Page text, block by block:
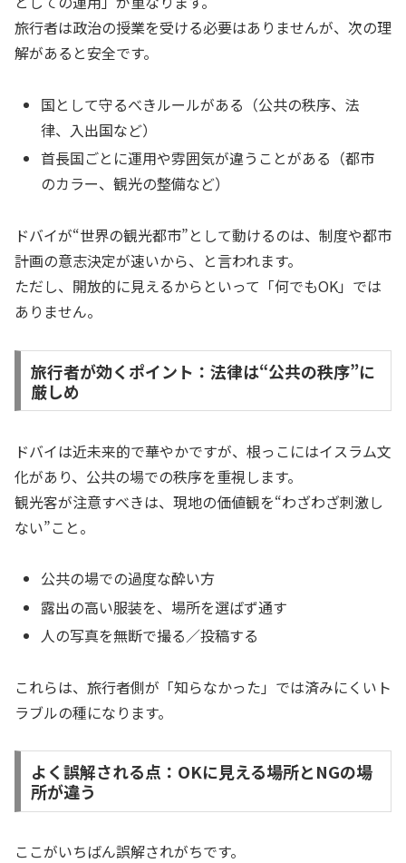
旅行者は政治の授業を受ける必要はありませんが、次の理
解があると安全です。
国として守るべきルールがある（公共の秩序、法
律、入出国など）
首長国ごとに運用や雰囲気が違うことがある（都市
のカラー、観光の整備など）
ドバイが“世界の観光都市”として動けるのは、制度や都市
計画の意志決定が速いから、と言われます。
ただし、開放的に見えるからといって「何でもOK」では
ありません。
旅行者が効くポイント：法律は“公共の秩序”に
厳しめ
ドバイは近未来的で華やかですが、根っこにはイスラム文
化があり、公共の場での秩序を重視します。
観光客が注意すべきは、現地の価値観を“わざわざ刺激し
ない”こと。
公共の場での過度な酔い方
露出の高い服装を、場所を選ばず通す
人の写真を無断で撮る／投稿する
これらは、旅行者側が「知らなかった」では済みにくいト
ラブルの種になります。
よく誤解される点：OKに見える場所とNGの場
所が違う
ここがいちばん誤解されがちです。